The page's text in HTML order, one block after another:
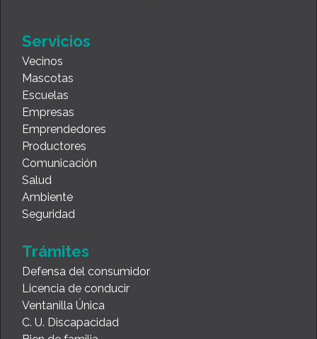
Servicios
Vecinos
Mascotas
Escuelas
Empresas
Emprendedores
Productores
Comunicación
Salud
Ambiente
Seguridad
Trámites
Defensa del consumidor
Licencia de conducir
Ventanilla Única
C. U. Discapacidad